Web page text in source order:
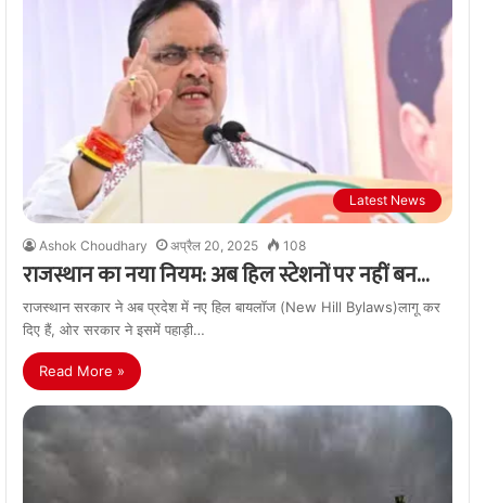
Latest News
Ashok Choudhary अप्रैल 20, 2025 108
राजस्थान का नया नियम: अब हिल स्टेशनों पर नहीं बन…
राजस्थान सरकार ने अब प्रदेश में नए हिल बायलॉज (New Hill Bylaws)लागू कर
दिए हैं, ओर सरकार ने इसमें पहाड़ी…
Read More »